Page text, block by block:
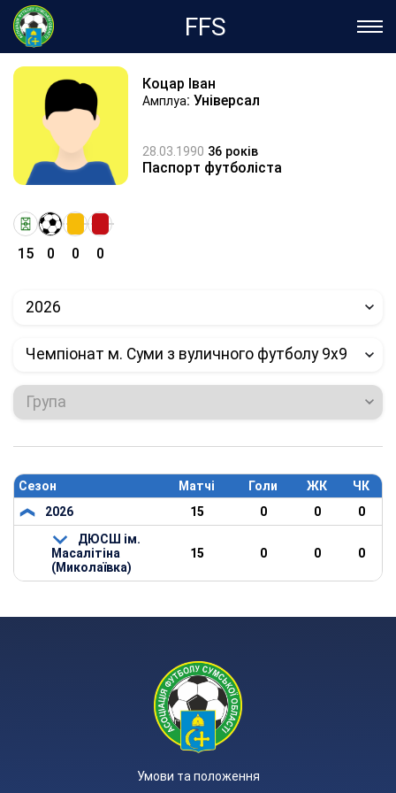
FFS
Коцар Іван
Амплуа: Універсал
28.03.1990 36 років
Паспорт футболіста
15 0 0 0
2026
Чемпіонат м. Суми з вуличного футболу 9х9
Група
Сезон Матчі Голи ЖК
ЧК
2026
15 0 0
0
ДЮСШ ім.
Масалітіна
(Миколаївка)
15 0 0 0
Умови та положення